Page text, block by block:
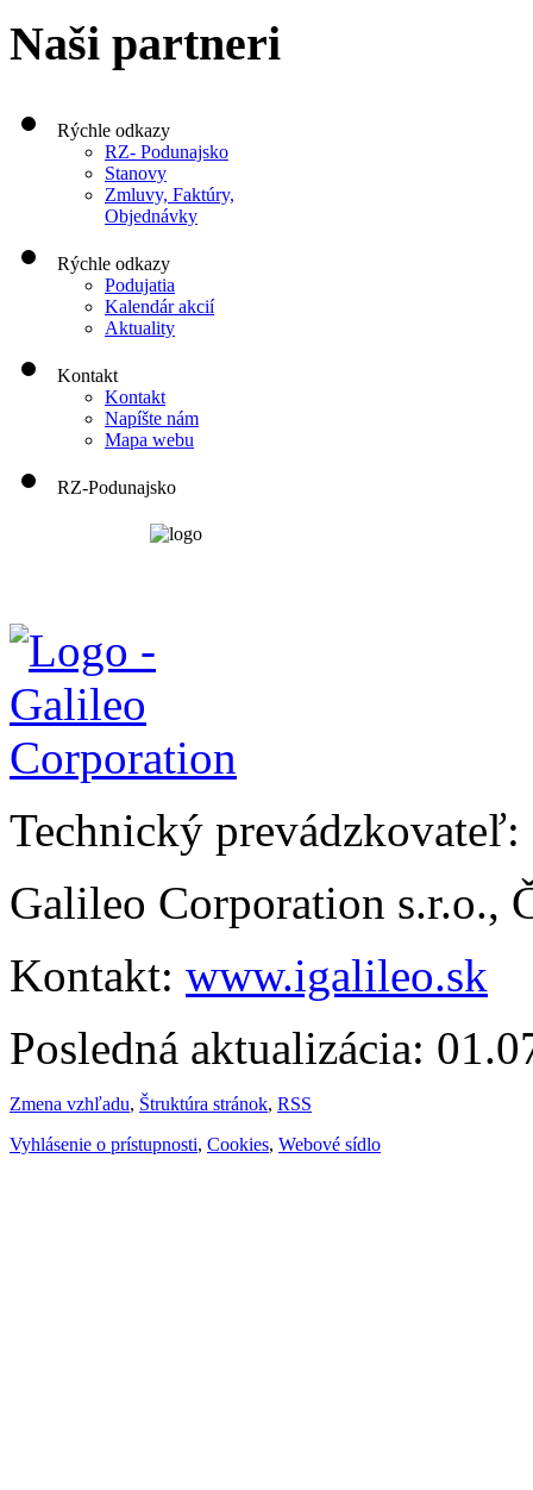
Naši partneri
Rýchle odkazy
RZ- Podunajsko
Stanovy
Zmluvy, Faktúry,
Objednávky
Rýchle odkazy
Podujatia
Kalendár akcií
Aktuality
Kontakt
Kontakt
Napíšte nám
Mapa webu
RZ-Podunajsko
Technický prevádzkovateľ:
Galileo Corporation s.r.o.,
Kontakt: www.igalileo.sk
Posledná aktualizácia:
Zmena vzhľadu, Štruktúra stránok, RSS
Vyhlásenie o prístupnosti, Cookies, Webové sídlo